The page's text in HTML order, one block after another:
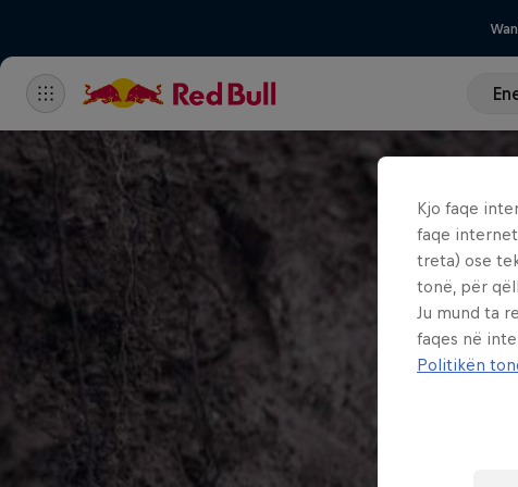
Kjo faqe
faqe
treta) ose
tonë, për
Ju mund ta
faqes në
Politikën